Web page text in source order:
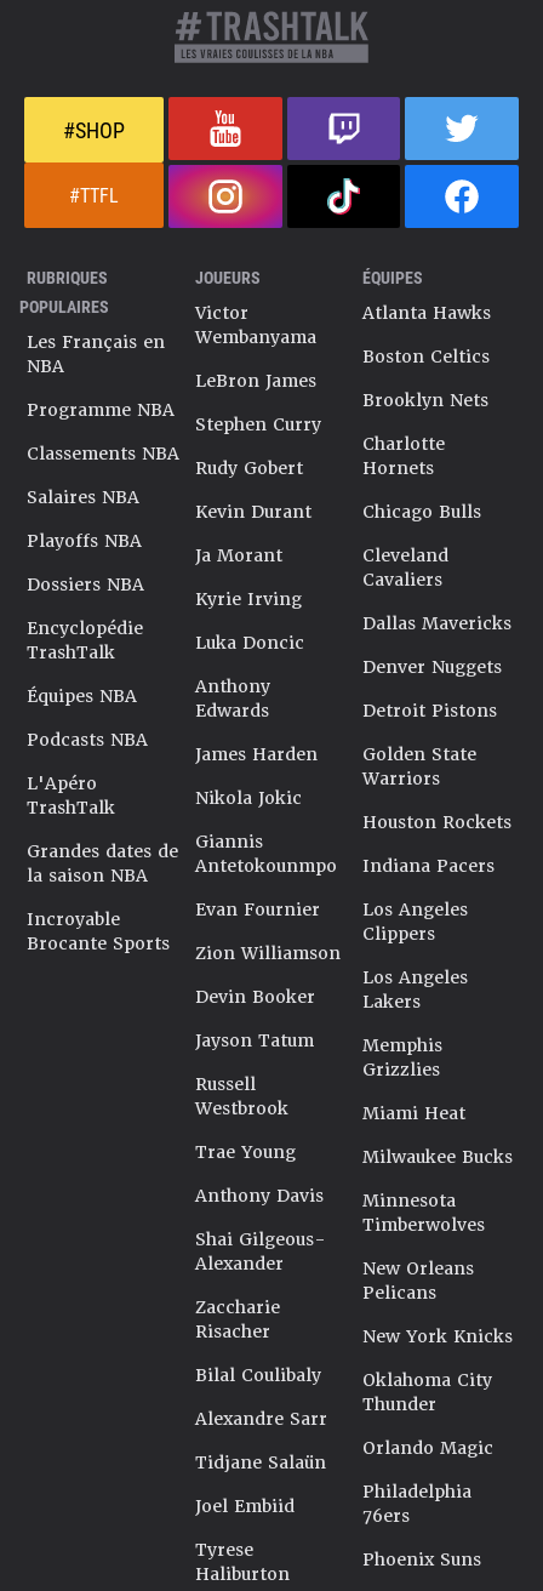
#SHOP
#TTFL
RUBRIQUES
POPULAIRES
Les Français en
NBA
Programme NBA
Classements NBA
Salaires NBA
Playoffs NBA
Dossiers NBA
Encyclopédie
TrashTalk
Équipes NBA
Podcasts NBA
L'Apéro
TrashTalk
Grandes dates de
la saison NBA
Incroyable
Brocante Sports
JOUEURS
Victor
Wembanyama
LeBron James
Stephen Curry
Rudy Gobert
Kevin Durant
Ja Morant
Kyrie Irving
Luka Doncic
Anthony
Edwards
James Harden
Nikola Jokic
Giannis
Antetokounmpo
Evan Fournier
Zion Williamson
Devin Booker
Jayson Tatum
Russell
Westbrook
Trae Young
Anthony Davis
Shai Gilgeous-
Alexander
Zaccharie
Risacher
Bilal Coulibaly
Alexandre Sarr
Tidjane Salaün
Joel Embiid
Tyrese
Haliburton
ÉQUIPES
Atlanta Hawks
Boston Celtics
Brooklyn Nets
Charlotte
Hornets
Chicago Bulls
Cleveland
Cavaliers
Dallas Mavericks
Denver Nuggets
Detroit Pistons
Golden State
Warriors
Houston Rockets
Indiana Pacers
Los Angeles
Clippers
Los Angeles
Lakers
Memphis
Grizzlies
Miami Heat
Milwaukee Bucks
Minnesota
Timberwolves
New Orleans
Pelicans
New York Knicks
Oklahoma City
Thunder
Orlando Magic
Philadelphia
76ers
Phoenix Suns